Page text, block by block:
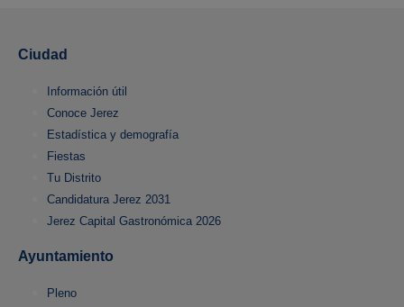
Ciudad
Información útil
Conoce Jerez
Estadística y demografía
Fiestas
Tu Distrito
Candidatura Jerez 2031
Jerez Capital Gastronómica 2026
Ayuntamiento
Pleno